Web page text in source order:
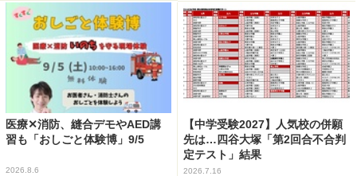
医療✕消防、縫合デモやAED講
習も「おしごと体験博」9/5
2026.8.6
【中学受験2027】人気校の併願
先は…四谷大塚「第2回合不合判
定テスト」結果
2026.7.16